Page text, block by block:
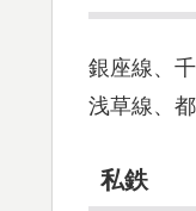
銀座線、
浅草線、
私鉄